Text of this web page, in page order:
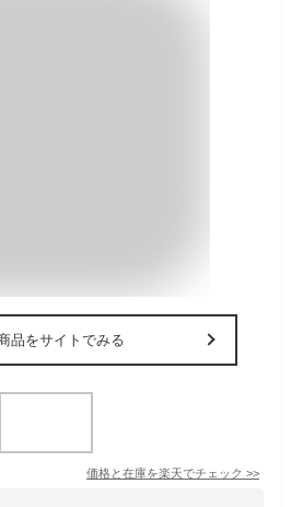
品をサイトでみる
価格と在庫を楽天でチェック >>